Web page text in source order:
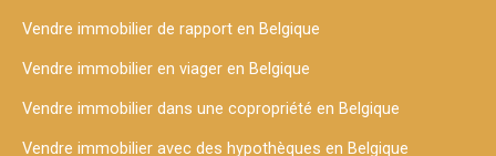
Vendre immobilier de rapport en Belgique
Vendre immobilier en viager en Belgique
Vendre immobilier dans une copropriété en Belgique
Vendre immobilier avec des hypothèques en Belgique